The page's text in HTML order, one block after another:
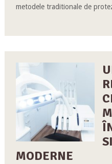
metodele traditionale de
MODERNE